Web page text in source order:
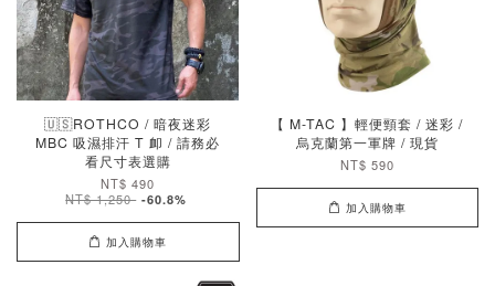
🇺🇸ROTHCO / 暗夜迷彩
MBC 吸濕排汗 T 卹 / 請務必
看尺寸表選購
NT$ 490
NT$ 1,250 -60.8%
加入購物車
【 M-TAC 】輕便頸套 / 迷彩 /
烏克蘭第一軍牌 / 現貨
NT$ 590
加入購物車